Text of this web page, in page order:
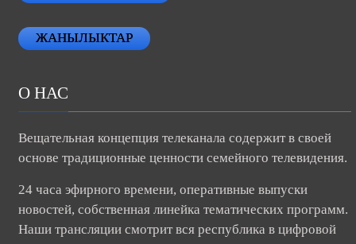
ЖАНЫЛЫКТАР
О НАС
Вещательная концепция телеканала содержит в своей
основе традиционные ценности семейного телевидения.
24 часа эфирного времени, оперативные выпуски
новостей, собственная линейка тематических программ.
Наши трансляции смотрит вся республика в цифровой